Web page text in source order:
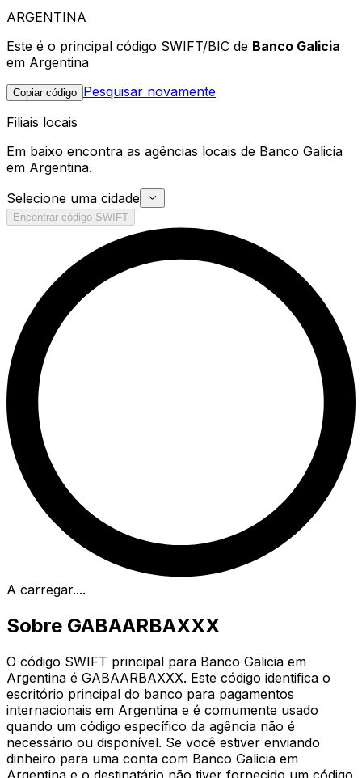
ARGENTINA
Este é o principal código SWIFT/BIC de Banco Galicia
em Argentina
Copiar código Pesquisar novamente
Filiais locais
Em baixo encontra as agências locais de Banco Galicia
em Argentina.
Selecione uma cidade
Encontrar código SWIFT
A carregar....
Sobre GABAARBAXXX
O código SWIFT principal para Banco Galicia em
Argentina é GABAARBAXXX. Este código identifica o
escritório principal do banco para pagamentos
internacionais em Argentina e é comumente usado
quando um código específico da agência não é
necessário ou disponível. Se você estiver enviando
dinheiro para uma conta com Banco Galicia em